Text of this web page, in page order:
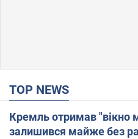
TOP NEWS
Кремль отримав "вікно
залишився майже без